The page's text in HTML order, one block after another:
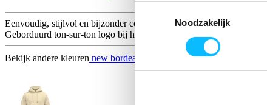
Noodzakelijk
Eenvoudig, stijlvol en bijzonder comfortabel. Katoenmix met soft
Geborduurd ton-sur-ton logo bij het schoudergedeelt...
Bekijk andere kleuren new bordeaux